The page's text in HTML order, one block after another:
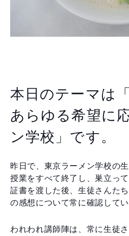
本日のテーマは
あらゆる希望に
ン学校」です。
昨日で、東京ラーメン学校の
授業をすべて終了し、巣立っ
証書を渡した後、生徒さんた
の感想について常に確認してい
われわれ講師陣は、常に生徒